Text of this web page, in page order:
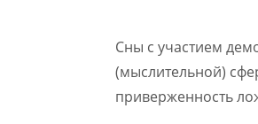
Сны с участием
(мыслительной)
приверженность